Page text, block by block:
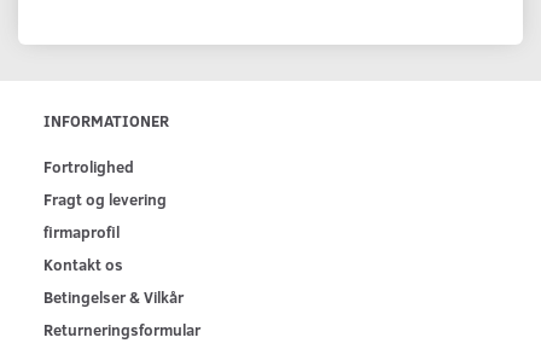
INFORMATIONER
Fortrolighed
Fragt og levering
firmaprofil
Kontakt os
Betingelser & Vilkår
Returneringsformular